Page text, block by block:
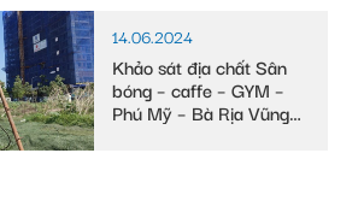
14.06.2024
Khảo sát địa chất Sân
bóng – caffe – GYM –
Phú Mỹ – Bà Rịa Vũng